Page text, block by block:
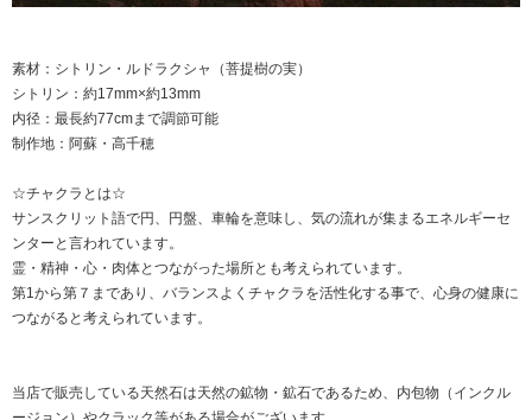
素材：シトリン・ルドラクシャ（菩提樹の実）
シトリン：約17mm×約13mm
内径：最長約77cmまで調節可能
制作地：阿蘇・高千穂
☆チャクラとは☆
サンスクリット語で円、円盤、車輪を意味し、気の流れが集まるエネルギーセ
ンターと言われています。
霊・精神・心・肉体とつながった場所とも考えられています。
第1から第７まであり、バランスよくチャクラを活性化する事で、心身の健康に
つながると考えられています。
当店で販売している天然石は天然の鉱物・鉱石であるため、内包物（インクル